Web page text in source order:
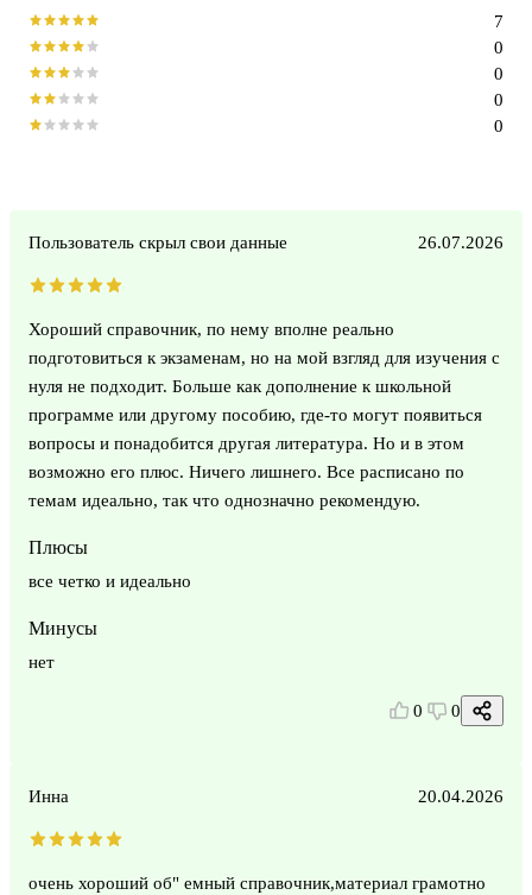
0
0
0
0
7
Пользователь скрыл свои данные 26.07.2026
Хороший справочник, по нему вполне реально
подготовиться к экзаменам, но на мой взгляд для изучения с
нуля не подходит. Больше как дополнение к школьной
программе или другому пособию, где-то могут появиться
вопросы и понадобится другая литература. Но и в этом
возможно его плюс. Ничего лишнего. Все расписано по
темам идеально, так что однозначно рекомендую.
Плюсы
все четко и идеально
Минусы
нет
0 0
Инна 20.04.2026
очень хороший об" емный справочник,материал грамотно